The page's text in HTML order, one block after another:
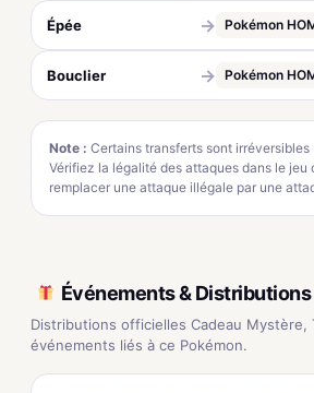
Épée → Pokémon
Bouclier → Pokémon
Note : Certains transferts sont
Vérifiez la légalité des attaques dans le
remplacer une attaque illégale par une
Événements & Distributions
Distributions officielles Cadeau Mystère,
événements liés à ce Pokémon.